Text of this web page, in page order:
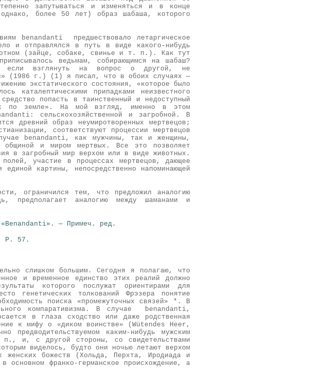
запутываться и изменяться и в конце
более 50 лет) образ шабаша, которого
benandanti предшествовало летаргическое
и отправлялся в путь в виде какого-нибудь
(зайце, собаке, свинье и т. п.). Как тут
ведьмам, собирающимся на шабаш?
если взглянуть на вопрос о другой, не
(1986 г.) (1) я писал, что в обоих случаях —
экстатического состояния, «которое было
каталептическими припадками неизвестного
попасть в таинственный и недоступный
по земле». На мой взгляд, именно в этом
сельскохозяйственной и загробной. В
древний образ неумиротворенных мертвецов;
соответствуют процессии мертвецов
benandanti, как мужчины, так и женщины,
общиной и миром мертвых. Все это позволяет
в загробный мир верхом или в виде животных.
участие в процессах мертвецов, дающее
картины, непосредственно напоминающей
ограничился тем, что предложил аналогию
аналогию между шаманами и
«Benandanti». — Примеч. ред.
P. 57.
слишком большим. Сегодня я полагаю, что
и временное единство этих реалий должно
которого послужат ориентирами для
генетических толкований Фрэзера понятие
поиска «промежуточных связей» *. В
компаративизма. В случае benandanti,
в глаза сходство или даже родственная
к мифу о «диком воинстве» (Wütendes Heer,
каким-нибудь мужским
и, с другой стороны, со свидетельствами
виделось, будто они ночью летают верхом
божеств (Хольда, Перхта, Иродиада и
франко-германское происхождение, а